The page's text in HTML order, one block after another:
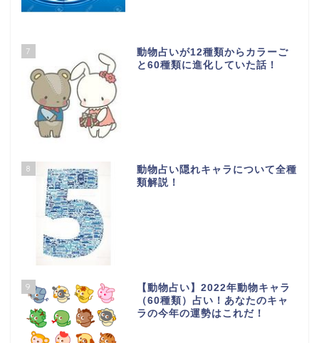
7
動物占いが12種類からカラーご
と60種類に進化していた話！
8
動物占い隠れキャラについて全種
類解説！
9
【動物占い】2022年動物キャラ
（60種類）占い！あなたのキャ
ラの今年の運勢はこれだ！